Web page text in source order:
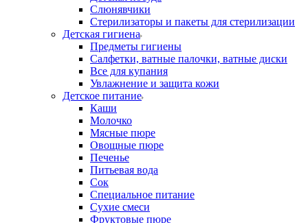
Слюнявчики
Стерилизаторы и пакеты для стерилизации
Детская гигиена
Предметы гигиены
Салфетки, ватные палочки, ватные диски
Все для купания
Увлажнение и защита кожи
Детское питание
Каши
Молочко
Мясные пюре
Овощные пюре
Печенье
Питьевая вода
Сок
Специальное питание
Сухие смеси
Фруктовые пюре